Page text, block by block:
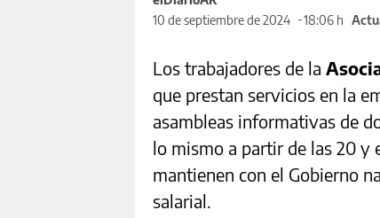
10 de septiembre de 2024
18:06 h
Los trabajadores de la
que prestan servicios en la
asambleas informativas de
lo mismo a partir de las 20 y
mantienen con el Gobierno
salarial.